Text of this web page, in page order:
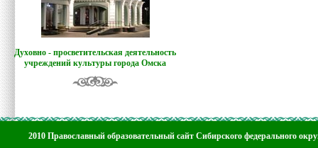
Духовно - просветительская деятельность
учреждений культуры города Омска
2010 Православный образовательный сайт Сибирского федерального